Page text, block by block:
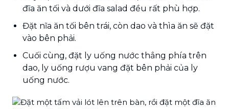
đĩa ăn tối và dưới đĩa salad đều rất phù hợp.
Đặt nĩa ăn tối bên trái, còn dao và thìa ăn sẽ đặt
vào bên phải.
Cuối cùng, đặt ly uống nước thẳng phía trên
dao, ly uống rượu vang đặt bên phải của ly
uống nước.